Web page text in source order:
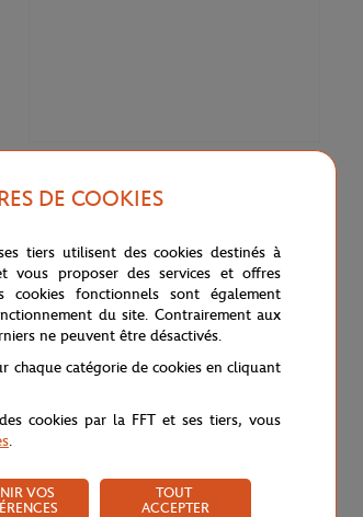
DE COOKIES
tiers utilisent des cookies destinés à
vous proposer des services et offres
fonctionnels sont également
du site. Contrairement aux
ne peuvent être désactivés.
chaque catégorie de cookies en cliquant
cookies par la FFT et ses tiers, vous
.
VOS
TOUT
ACCEPTER